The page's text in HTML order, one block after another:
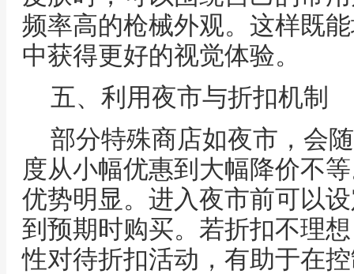
频率高的枪械外观。这样既
中获得更好的视觉体验。
五、利用夜市与折扣机制
部分特殊商店如夜市，会
度从小幅优惠到大幅降价不
优势明显。进入夜市前可以
到预期时购买。若折扣不理
性对待折扣活动，有助于在